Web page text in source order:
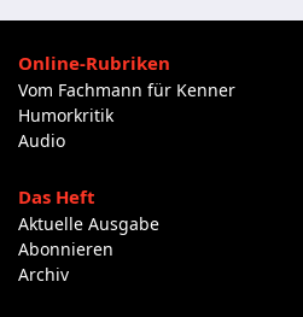
Online-Rubriken
Vom Fachmann für Kenner
Humorkritik
Audio
Das Heft
Aktuelle Ausgabe
Abonnieren
Archiv